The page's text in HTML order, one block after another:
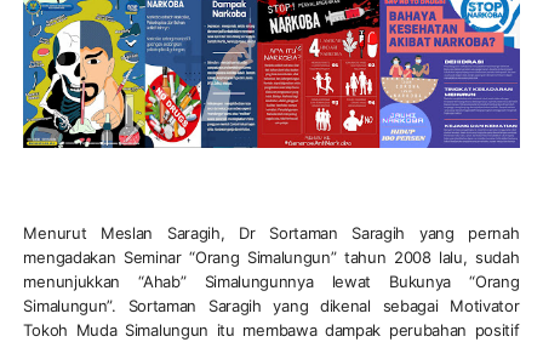
Menurut Meslan Saragih, Dr Sortaman Saragih yang pernah
mengadakan Seminar “Orang Simalungun” tahun 2008 lalu, sudah
menunjukkan “Ahab” Simalungunnya lewat Bukunya “Orang
Simalungun”. Sortaman Saragih yang dikenal sebagai Motivator
Tokoh Muda Simalungun itu membawa dampak perubahan positif